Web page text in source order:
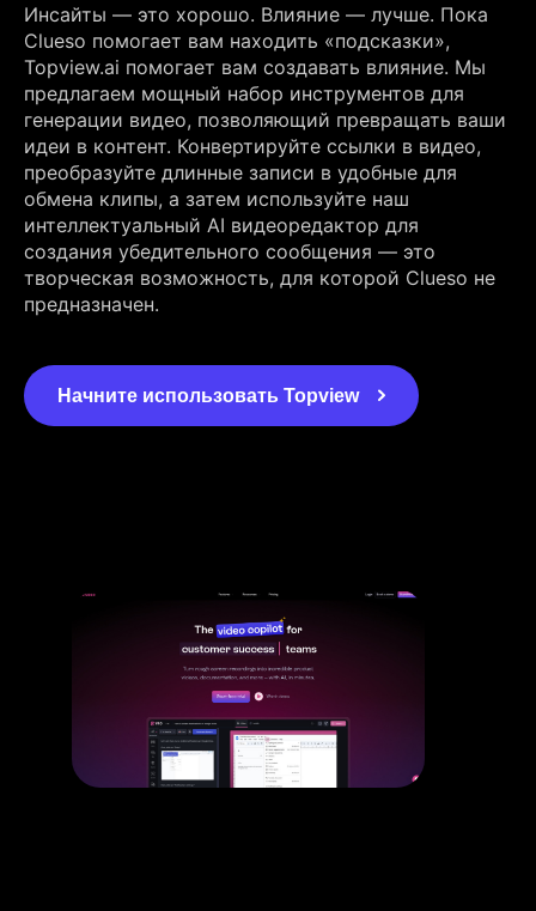
Инсайты — это хорошо. Влияние — лучше. Пока
Clueso помогает вам находить «подсказки»,
Topview.ai помогает вам создавать влияние. Мы
предлагаем мощный набор инструментов для
генерации видео, позволяющий превращать ваши
идеи в контент. Конвертируйте ссылки в видео,
преобразуйте длинные записи в удобные для
обмена клипы, а затем используйте наш
интеллектуальный AI видеоредактор для
создания убедительного сообщения — это
творческая возможность, для которой Clueso не
предназначен.
Начните использовать Topview